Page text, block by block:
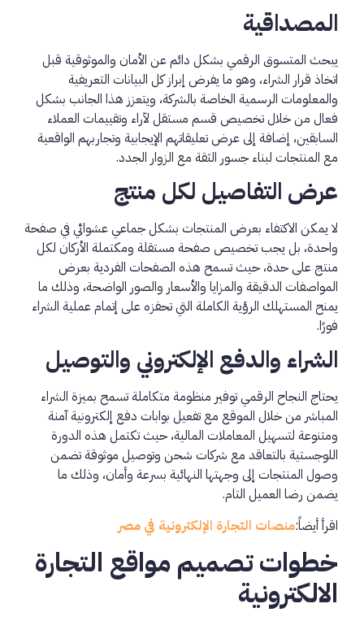
المصداقية
يبحث المتسوق الرقمي بشكل دائم عن الأمان والموثوقية قبل
اتخاذ قرار الشراء، وهو ما يفرض إبراز كل البيانات التعريفية
والمعلومات الرسمية الخاصة بالشركة، ويتعزز هذا الجانب بشكل
فعال من خلال تخصيص قسم مستقل لآراء وتقييمات العملاء
السابقين، إضافة إلى عرض تعليقاتهم الإيجابية وتجاربهم الواقعية
مع المنتجات لبناء جسور الثقة مع الزوار الجدد.
عرض التفاصيل لكل منتج
لا يمكن الاكتفاء بعرض المنتجات بشكل جماعي عشوائي في صفحة
واحدة، بل يجب تخصيص صفحة مستقلة ومكتملة الأركان لكل
منتج على حدة، حيث تسمح هذه الصفحات الفردية بعرض
المواصفات الدقيقة والمزايا والأسعار والصور الواضحة، وذلك ما
يمنح المستهلك الرؤية الكاملة التي تحفزه على إتمام عملية الشراء
فورًا.
الشراء والدفع الإلكتروني والتوصيل
يحتاج النجاح الرقمي توفير منظومة متكاملة تسمح بميزة الشراء
المباشر من خلال الموقع مع تفعيل بوابات دفع إلكترونية آمنة
ومتنوعة لتسهيل المعاملات المالية، حيث تكتمل هذه الدورة
اللوجستية بالتعاقد مع شركات شحن وتوصيل موثوقة تضمن
وصول المنتجات إلى وجهتها النهائية بسرعة وأمان، وذلك ما
يضمن رضا العميل التام.
اقرأ أيضاً:منصات التجارة الإلكترونية في مصر
خطوات تصميم مواقع التجارة
الالكترونية